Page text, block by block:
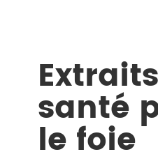
santé
le foie